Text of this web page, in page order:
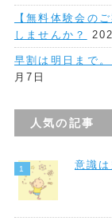
【無料体験会の
しませんか？
早割は明日まで
月7日
人気の記事
意識